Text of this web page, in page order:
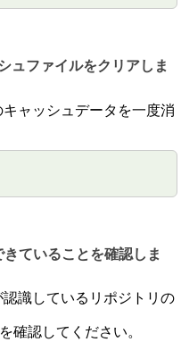
ュファイルをクリアしま
ャッシュデータを一度消
ていることを確認しま
識しているリポジトリの
確認してください。